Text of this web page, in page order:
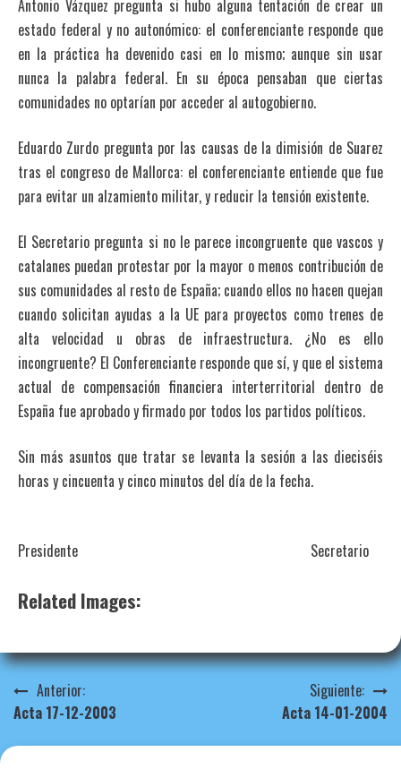
Antonio Vázquez pregunta si hubo alguna tentación de crear un
estado federal y no autonómico: el conferenciante responde que
en la práctica ha devenido casi en lo mismo; aunque sin usar
nunca la palabra federal. En su época pensaban que ciertas
comunidades no optarían por acceder al autogobierno.
Eduardo Zurdo pregunta por las causas de la dimisión de Suarez
tras el congreso de Mallorca: el conferenciante entiende que fue
para evitar un alzamiento militar, y reducir la tensión existente.
El Secretario pregunta si no le parece incongruente que vascos y
catalanes puedan protestar por la mayor o menos contribución de
sus comunidades al resto de España; cuando ellos no hacen quejan
cuando solicitan ayudas a la UE para proyectos como trenes de
alta velocidad u obras de infraestructura. ¿No es ello
incongruente? El Conferenciante responde que sí, y que el sistema
actual de compensación financiera interterritorial dentro de
España fue aprobado y firmado por todos los partidos políticos.
Sin más asuntos que tratar se levanta la sesión a las dieciséis
horas y cincuenta y cinco minutos del día de la fecha.
Presidente Secretario
Related Images:
Navegación
de
Anterior:
Acta 17-12-2003
Siguiente:
Acta 14-01-2004